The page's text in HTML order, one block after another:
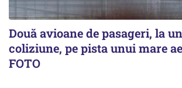
Două avioane de pasageri, la
coliziune, pe pista unui mare
FOTO